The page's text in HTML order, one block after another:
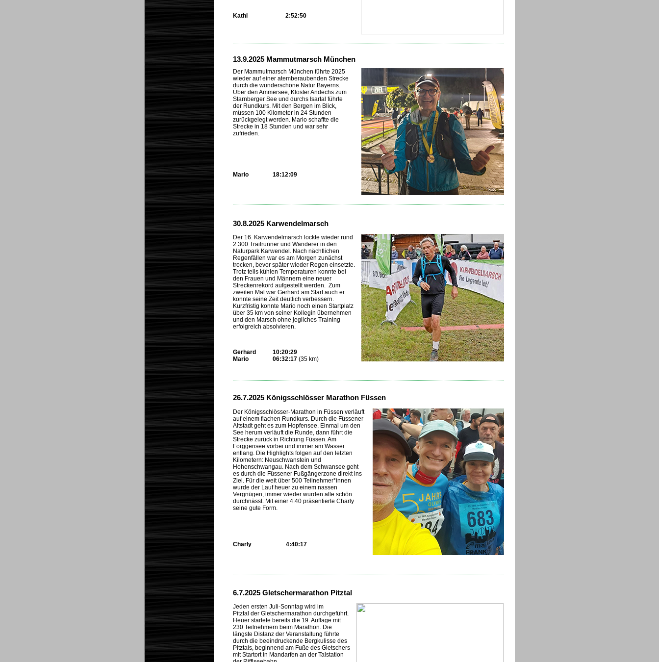
Kathi 2:52:50
13.9.2025 Mammutmarsch München
Der Mammutmarsch München führte 2025
wieder auf einer atemberaubenden Strecke
durch die wunderschöne Natur Bayerns.
Über den Ammersee, Kloster Andechs zum
Starnberger See und durchs Isartal führte
der Rundkurs. Mit den Bergen im Blick,
müssen 100 Kilometer in 24 Stunden
zurückgelegt werden. Mario schaffte die
Strecke in 18 Stunden und war sehr
zufrieden.
Mario 18:12:09
30.8.2025 Karwendelmarsch
Der 16. Karwendelmarsch lockte wieder rund
2.300 Trailrunner und Wanderer in den
Naturpark Karwendel. Nach nächtlichen
Regenfällen war es am Morgen zunächst
trocken, bevor später wieder Regen einsetzte.
Trotz teils kühlen Temperaturen konnte bei
den Frauen und Männern eine neuer
Streckenrekord aufgestellt werden. Zum
zweiten Mal war Gerhard am Start auch er
konnte seine Zeit deutlich verbessern.
Kurzfristig konnte Mario noch einen Startplatz
über 35 km von seiner Kollegin übernehmen
und den Marsch ohne jegliches Training
erfolgreich absolvieren.
Gerhard
Mario
10:20:29
06:32:17 (35 km)
26.7.2025 Königsschlösser Marathon Füssen
Der Königsschlösser-Marathon in Füssen verläuft
auf einem flachen Rundkurs. Durch die Füssener
Altstadt geht es zum Hopfensee. Einmal um den
See herum verläuft die Runde, dann führt die
Strecke zurück in Richtung Füssen. Am
Forggensee vorbei und immer am Wasser
entlang. Die Highlights folgen auf den letzten
Kilometern: Neuschwanstein und
Hohenschwangau. Nach dem Schwansee geht
es durch die Füssener Fußgängerzone direkt ins
Ziel. Für die weit über 500 Teilnehmer*innen
wurde der Lauf heuer zu einem nassen
Vergnügen, immer wieder wurden alle schön
durchnässt. Mit einer 4:40 präsentierte Charly
seine gute Form.
Charly 4:40:17
6.7.2025 Gletschermarathon Pitztal
Jeden ersten Juli-Sonntag wird im
Pitztal der Gletschermarathon durchgeführt.
Heuer startete bereits die 19. Auflage mit
230 Teilnehmern beim Marathon. Die
längste Distanz der Veranstaltung führte
durch die beeindruckende Bergkulisse des
Pitztals, beginnend am Fuße des Gletschers
mit Startort in Mandarfen an der Talstation